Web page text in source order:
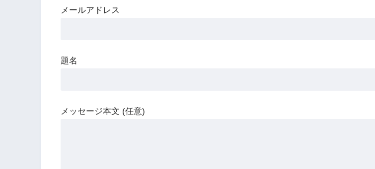
メールアドレス
題名
メッセージ本文 (任意)